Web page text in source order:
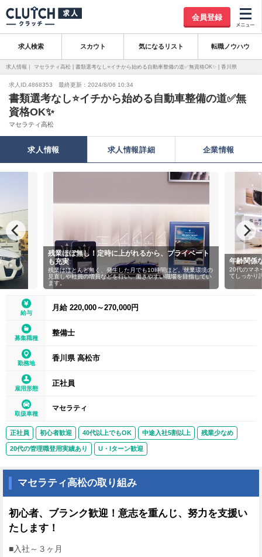
会員登録
求人検索 スカウト 気になるリスト 転職ノウハウ
求人情報｜ マセラティ高松 | 書類選考なし⭐イチから始める自動車整備の道✅無資格OK✨ | 香川県
求人ID.4868353 最終更新：2024/8/06 10:34
書類選考なし⭐イチから始める自動車整備の道✅無
資格OK✨
マセラティ高松
求人情報 求人情報詳細 企業情報
残業ほぼ無し！定時に上がれるから、プライベート
も充実
残業はほとんど無く、発生した月でも10時間ほど。就業環境の
見直しや社員の増員などを行い、働きやすい職場を目指してい
ます。
年齢関係
20代のマネ
てしっかり
給与
月給 220,000～270,000円
募集職種
整備士
勤務地
香川県 高松市
雇用形態
正社員
取扱車種
マセラティ
正社員 初心者歓迎 40代以上でもOK 中途入社5割以上 残業少なめ
20代の管理職登用実績あり U・Iターン歓迎
マセラティ高松の取り組み
初心者、ブランク歓迎！意志を重んじ、努力を支援い
たします！
■入社～３ヶ月